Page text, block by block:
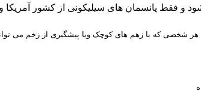
و فقط پانسمان های سیلیکونی از کشور
هر شخصی که با زهم های کوچک ویا پیشگیری از زخم می